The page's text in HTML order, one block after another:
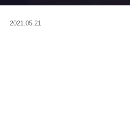
2021.05.21